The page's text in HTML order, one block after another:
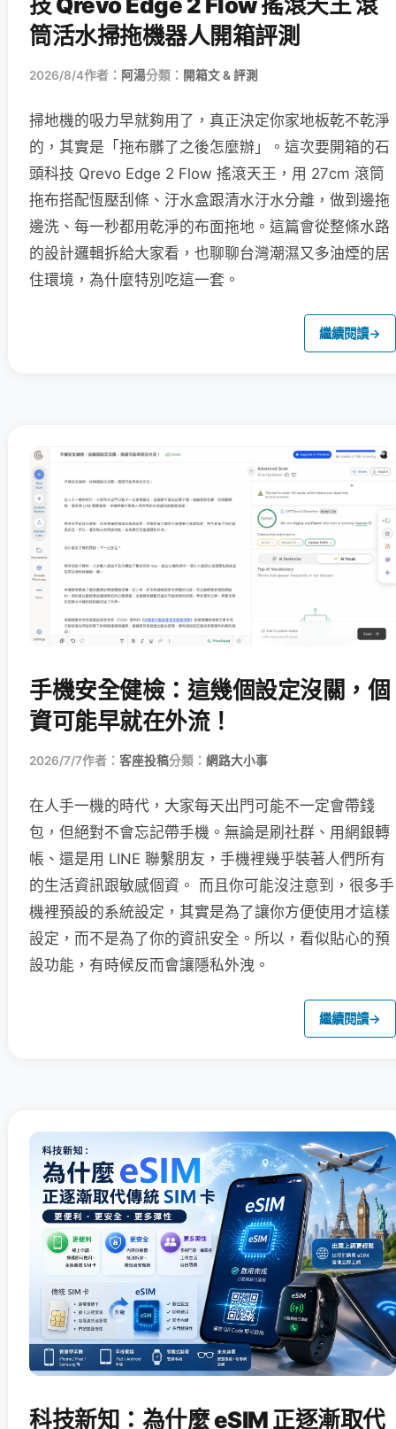
筒活水掃拖機器人開箱評測
2026/8/4作者： 阿湯分類： 開箱文 & 評測
掃地機的吸力早就夠用了，真正決定你家地板乾不乾淨
的，其實是「拖布髒了之後怎麼辦」。這次要開箱的石
頭科技 Qrevo Edge 2 Flow 搖滾天王，用 27cm 滾筒
拖布搭配恆壓刮條、汙水盒跟清水汙水分離，做到邊拖
邊洗、每一秒都用乾淨的布面拖地。這篇會從整條水路
的設計邏輯拆給大家看，也聊聊台灣潮濕又多油煙的居
住環境，為什麼特別吃這一套。
繼續閱讀→
手機安全健檢：這幾個設定沒關，個
資可能早就在外流！
2026/7/7作者： 客座投稿分類： 網路大小事
在人手一機的時代，大家每天出門可能不一定會帶錢
包，但絕對不會忘記帶手機。無論是刷社群、用網銀轉
帳、還是用 LINE 聯繫朋友，手機裡幾乎裝著人們所有
的生活資訊跟敏感個資。 而且你可能沒注意到，很多手
機裡預設的系統設定，其實是為了讓你方便使用才這樣
設定，而不是為了你的資訊安全。所以，看似貼心的預
設功能，有時候反而會讓隱私外洩。
繼續閱讀→
科技新知：為什麼 eSIM 正逐漸取代